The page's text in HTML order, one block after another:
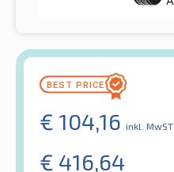
€ 104,16 inkl. MwST
€ 416,64